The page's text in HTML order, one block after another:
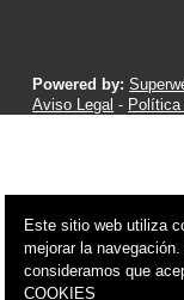
Powered by:
Aviso Legal - Política
Este sitio web utiliza
mejorar la
consideramos que
COOKIES